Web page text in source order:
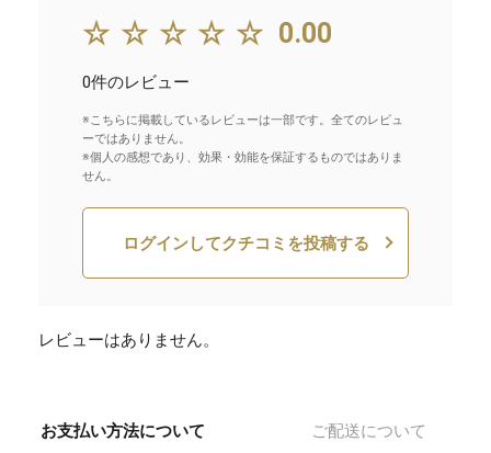
☆☆☆☆☆ 0.00
0件のレビュー
※こちらに掲載しているレビューは一部です。全てのレビュ
ーではありません。
※個人の感想であり、効果・効能を保証するものではありま
せん。
ログインしてクチコミを投稿する
レビューはありません。
お支払い方法について ご配送について